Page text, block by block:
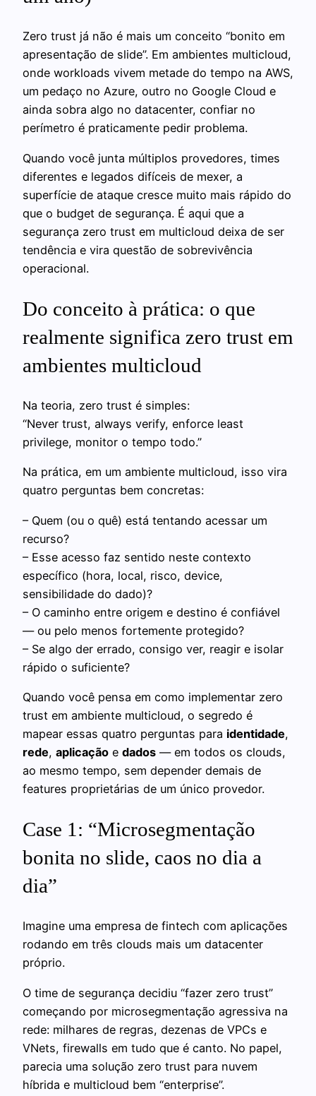
Zero trust já não é mais um conceito “bonito em
apresentação de slide”. Em ambientes multicloud,
onde workloads vivem metade do tempo na AWS,
um pedaço no Azure, outro no Google Cloud e
ainda sobra algo no datacenter, confiar no
perímetro é praticamente pedir problema.
Quando você junta múltiplos provedores, times
diferentes e legados difíceis de mexer, a
superfície de ataque cresce muito mais rápido do
que o budget de segurança. É aqui que a
segurança zero trust em multicloud deixa de ser
tendência e vira questão de sobrevivência
operacional.
Do conceito à prática: o que
realmente significa zero trust em
ambientes multicloud
Na teoria, zero trust é simples:
“Never trust, always verify, enforce least
privilege, monitor o tempo todo.”
Na prática, em um ambiente multicloud, isso vira
quatro perguntas bem concretas:
– Quem (ou o quê) está tentando acessar um
recurso?
– Esse acesso faz sentido neste contexto
específico (hora, local, risco, device,
sensibilidade do dado)?
– O caminho entre origem e destino é confiável
— ou pelo menos fortemente protegido?
– Se algo der errado, consigo ver, reagir e isolar
rápido o suficiente?
Quando você pensa em como implementar zero
trust em ambiente multicloud, o segredo é
mapear essas quatro perguntas para identidade,
rede, aplicação e dados — em todos os clouds,
ao mesmo tempo, sem depender demais de
features proprietárias de um único provedor.
Case 1: “Microsegmentação
bonita no slide, caos no dia a
dia”
Imagine uma empresa de fintech com aplicações
rodando em três clouds mais um datacenter
próprio.
O time de segurança decidiu “fazer zero trust”
começando por microsegmentação agressiva na
rede: milhares de regras, dezenas de VPCs e
VNets, firewalls em tudo que é canto. No papel,
parecia uma solução zero trust para nuvem
híbrida e multicloud bem “enterprise”.